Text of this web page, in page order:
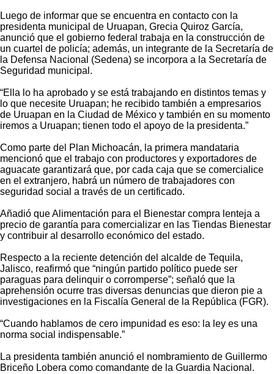
Luego de informar que se encuentra en contacto con la
presidenta municipal de Uruapan, Grecia Quiroz García,
anunció que el gobierno federal trabaja en la construcción de
un cuartel de policía; además, un integrante de la Secretaría de
la Defensa Nacional (Sedena) se incorpora a la Secretaría de
Seguridad municipal.
“Ella lo ha aprobado y se está trabajando en distintos temas y
lo que necesite Uruapan; he recibido también a empresarios
de Uruapan en la Ciudad de México y también en su momento
iremos a Uruapan; tienen todo el apoyo de la presidenta.”
Como parte del Plan Michoacán, la primera mandataria
mencionó que el trabajo con productores y exportadores de
aguacate garantizará que, por cada caja que se comercialice
en el extranjero, habrá un número de trabajadores con
seguridad social a través de un certificado.
Añadió que Alimentación para el Bienestar compra lenteja a
precio de garantía para comercializar en las Tiendas Bienestar
y contribuir al desarrollo económico del estado.
Respecto a la reciente detención del alcalde de Tequila,
Jalisco, reafirmó que “ningún partido político puede ser
paraguas para delinquir o corromperse”; señaló que la
aprehensión ocurre tras diversas denuncias que dieron pie a
investigaciones en la Fiscalía General de la República (FGR).
“Cuando hablamos de cero impunidad es eso: la ley es una
norma social indispensable.”
La presidenta también anunció el nombramiento de Guillermo
Briceño Lobera como comandante de la Guardia Nacional.